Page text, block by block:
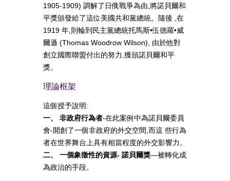
1905-1909) 調解了日俄戰爭為由,將諾貝爾和
平獎頒發給了這位美國共和黨總統。隨後 ,在
1919 年,則輪到民主黨總統托馬斯•伍德羅•威
爾遜 (Thomas Woodrow Wilson), 由於他對
創立國際聯盟付出的努力,獲頒諾貝爾和平
獎。
理論框架
這個授予說明:
一、 非政府行為者-在此案例中為諾貝爾委員
會-開創了一個非政府的外交空間,而這 些行為
者在世界舞台上具有相當程度的外交影響力。
二、 一個象徵性的資源- 諾貝爾獎—被轉化成
為政治的手段。